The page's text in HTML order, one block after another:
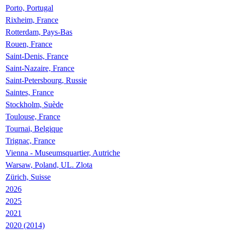
Porto, Portugal
Rixheim, France
Rotterdam, Pays-Bas
Rouen, France
Saint-Denis, France
Saint-Nazaire, France
Saint-Petersbourg, Russie
Saintes, France
Stockholm, Suède
Toulouse, France
Tournai, Belgique
Trignac, France
Vienna - Museumsquartier, Autriche
Warsaw, Poland, UL. Zlota
Zürich, Suisse
2026
2025
2021
2020 (2014)